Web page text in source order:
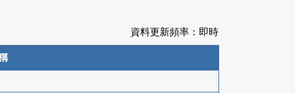
資料更新頻率：即時